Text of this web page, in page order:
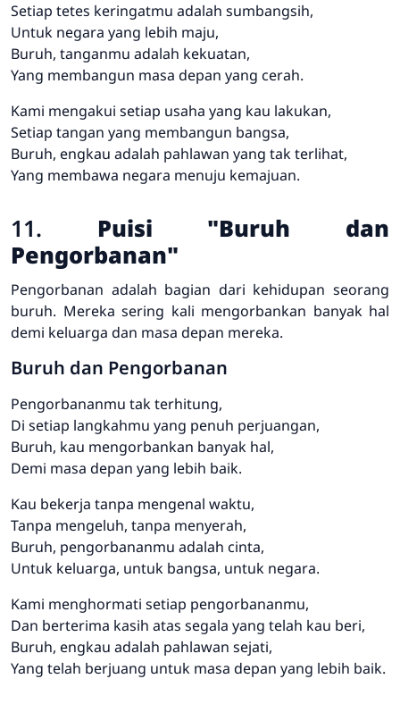
Setiap tetes keringatmu adalah sumbangsih,
Untuk negara yang lebih maju,
Buruh, tanganmu adalah kekuatan,
Yang membangun masa depan yang cerah.
Kami mengakui setiap usaha yang kau lakukan,
Setiap tangan yang membangun bangsa,
Buruh, engkau adalah pahlawan yang tak terlihat,
Yang membawa negara menuju kemajuan.
11. Puisi "Buruh dan
Pengorbanan"
Pengorbanan adalah bagian dari kehidupan seorang
buruh. Mereka sering kali mengorbankan banyak hal
demi keluarga dan masa depan mereka.
Buruh dan Pengorbanan
Pengorbananmu tak terhitung,
Di setiap langkahmu yang penuh perjuangan,
Buruh, kau mengorbankan banyak hal,
Demi masa depan yang lebih baik.
Kau bekerja tanpa mengenal waktu,
Tanpa mengeluh, tanpa menyerah,
Buruh, pengorbananmu adalah cinta,
Untuk keluarga, untuk bangsa, untuk negara.
Kami menghormati setiap pengorbananmu,
Dan berterima kasih atas segala yang telah kau beri,
Buruh, engkau adalah pahlawan sejati,
Yang telah berjuang untuk masa depan yang lebih baik.